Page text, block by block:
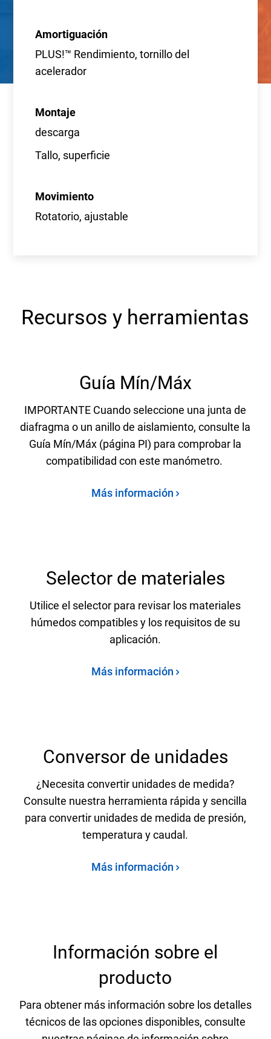
Amortiguación
PLUS!™ Rendimiento, tornillo del
acelerador
Montaje
descarga
Tallo, superficie
Movimiento
Rotatorio, ajustable
Recursos y herramientas
Guía Mín/Máx
IMPORTANTE Cuando seleccione una junta de
diafragma o un anillo de aislamiento, consulte la
Guía Mín/Máx (página PI) para comprobar la
compatibilidad con este manómetro.
Más información
Selector de materiales
Utilice el selector para revisar los materiales
húmedos compatibles y los requisitos de su
aplicación.
Más información
Conversor de unidades
¿Necesita convertir unidades de medida?
Consulte nuestra herramienta rápida y sencilla
para convertir unidades de medida de presión,
temperatura y caudal.
Más información
Información sobre el
producto
Para obtener más información sobre los detalles
técnicos de las opciones disponibles, consulte